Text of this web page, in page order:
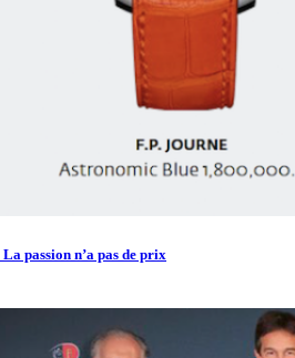
passion n’a pas de prix